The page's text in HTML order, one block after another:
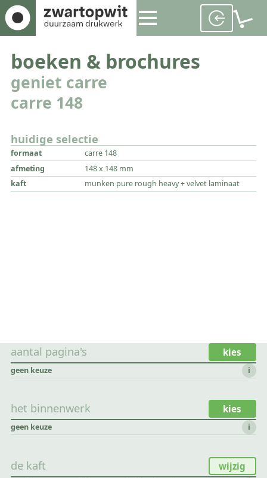
boeken & brochures
geniet carre
carre 148
huidige selectie
formaat
carre 148
afmeting
148 x 148 mm
kaft
munken pure rough heavy + velvet laminaat
aantal pagina's kies
geen keuze i
het binnenwerk kies
geen keuze i
de kaft wijzig